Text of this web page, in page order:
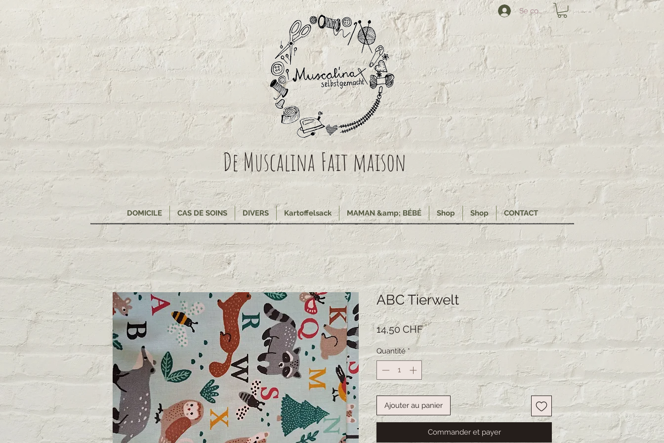
De Muscalina Fait maison
Se connecter
DOMICILE CAS DE SOINS DIVERS Kartoffelsack MAMAN &amp; BÉBÉ Shop Shop CONTACT
ABC Tierwelt
14,50 CHFPrix
Quantité *
Ajouter au panier
Commander et payer